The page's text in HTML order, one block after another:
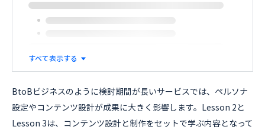
すべて表示する
BtoBビジネスのように検討期間が長いサービスでは、ペルソナ
設定やコンテンツ設計が成果に大きく影響します。Lesson 2と
Lesson 3は、コンテンツ設計と制作をセットで学ぶ内容となって